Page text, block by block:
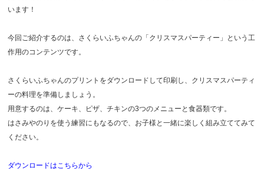
います！
今回ご紹介するのは、さくらいふちゃんの「クリスマスパーティー」という工
作用のコンテンツです。
さくらいふちゃんのプリントをダウンロードして印刷し、クリスマスパーティ
ーの料理を準備しましょう。
用意するのは、ケーキ、ピザ、チキンの3つのメニューと食器類です。
はさみやのりを使う練習にもなるので、お子様と一緒に楽しく組み立ててみて
ください。
ダウンロードはこちらから